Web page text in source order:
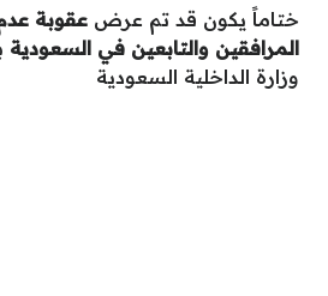
ختاماً يكون قد تم عرض عقوبة
المرافقين والتابعين في السعودية
وزارة الداخلية السعودية